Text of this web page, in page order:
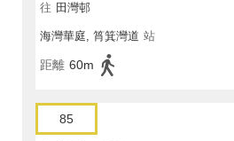
往 田灣邨
海灣華庭, 筲箕灣道 站
距離 60m
85